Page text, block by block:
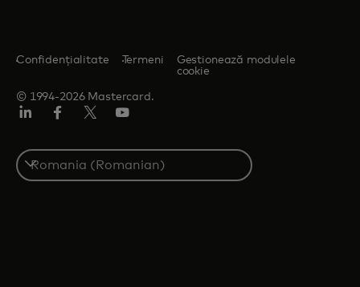
© 1994-2026 Mastercard.
Confidențialitate Termeni
Gestionează modulele
cookie
Select
a
country